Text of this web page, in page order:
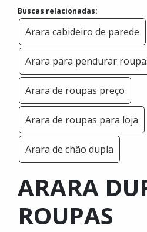
Buscas relacionadas:
Arara cabideiro de parede
Arara para pendurar
Arara de roupas preço
Arara de roupas para loja
Arara de chão dupla
ARARA
ROUPAS